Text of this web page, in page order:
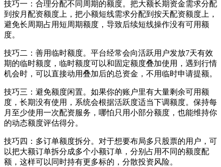
技巧一：合理分配不同周期的额度。把大额长期资金需求分配
到按月配资额度上，把小额短线需求分配到按天配资额度上，
避免长周期占用短周期额度，导致后续短线操作没有可用额
度。
技巧二：善用临时额度。平台经常会向活跃用户发放7天有效
期的临时额度，临时额度可以和固定额度叠加使用，遇到行情
机会时，可以直接动用叠加后的总资金，不用临时申请提额。
技巧三：避免额度闲置。如果你的账户里有大量剩余可用额
度，长期没有使用，系统会根据活跃度适当下调额度。保持每
月至少使用一次配资服务，哪怕只用小部分额度，也能维持你
的动态额度评估得分。
技巧四：多订单额度拆分。对于想要布局多只股票的用户，可
以把大额订单拆分成多个小额订单，分别占用不同的额度配
额，这样可以同时持有更多标的，分散投资风险。